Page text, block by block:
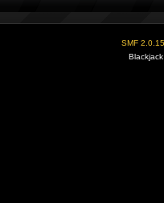
SMF 2.0.15